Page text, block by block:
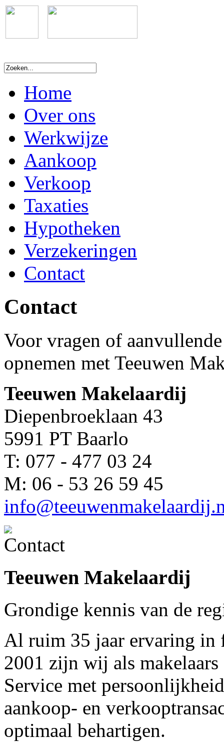
Home
Over ons
Werkwijze
Aankoop
Verkoop
Taxaties
Hypotheken
Verzekeringen
Contact
Contact
Voor vragen of
opnemen met Teeuwen
Teeuwen Makelaardij
Diepenbroeklaan 43
5991 PT Baarlo
T: 077 - 477 03 24
M: 06 - 53 26 59 45
Teeuwen Makelaardij
Grondige kennis van de
Al ruim 35 jaar ervaring in
2001 zijn wij als
Service met
aankoop- en
optimaal behartigen.